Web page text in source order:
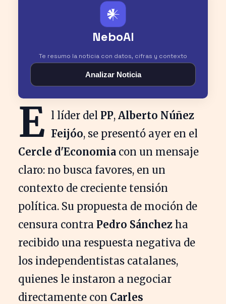
𒀭
NeboAI
Te resumo la noticia con datos, cifras y contexto
Analizar Noticia
E l líder del PP, Alberto Núñez
Feijóo, se presentó ayer en el
Cercle d'Economia con un mensaje
claro: no busca favores, en un
contexto de creciente tensión
política. Su propuesta de moción de
censura contra Pedro Sánchez ha
recibido una respuesta negativa de
los independentistas catalanes,
quienes le instaron a negociar
directamente con Carles